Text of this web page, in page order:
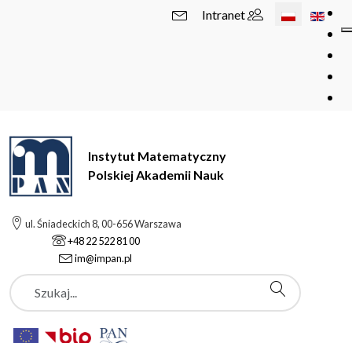
Wybierz swój
Intranet
Instytut Matematyczny
Polskiej Akademii Nauk
ul. Śniadeckich 8, 00-656 Warszawa
+48 22 522 81 00
im@impan.pl
Szukaj